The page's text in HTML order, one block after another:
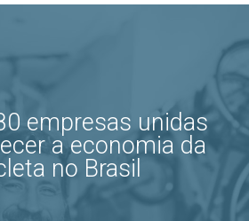
empresas unidas
a economia da
no Brasil